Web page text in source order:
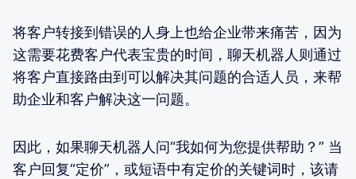
将客户转接到错误的人身上也给企业带来痛苦，因为
这需要花费客户代表宝贵的时间，聊天机器人则通过
将客户直接路由到可以解决其问题的合适人员，来帮
助企业和客户解决这一问题。
因此，如果聊天机器人问“我如何为您提供帮助？” 当
客户回复“定价”，或短语中有定价的关键词时，该请